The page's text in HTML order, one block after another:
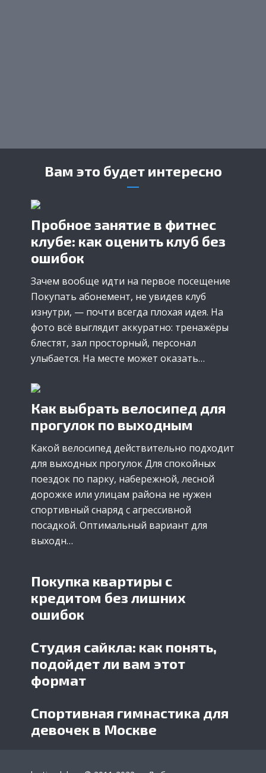
Вам это будет интересно
Пробное занятие в фитнес
клубе: как оценить клуб без
ошибок
Зачем вообще идти на первое посещение
Покупать абонемент, не увидев клуб
изнутри, — почти всегда плохая идея. На
фото всё выглядит аккуратно: тренажёры
блестят, зал просторный, персонал
улыбается. На месте может оказать…
Как выбрать велосипед для
прогулок по выходным
Какой велосипед действительно подходит
для выходных прогулок Для спокойных
поездок по парку, набережной, лесной
дорожке или улицам района не нужен
спортивный снаряд с агрессивной
посадкой. Оптимальный вариант для
выходн…
Покупка квартиры с
кредитом без лишних
ошибок
Студия сайкла: как понять,
подойдет ли вам этот
формат
Спортивная гимнастика для
девочек в Москве